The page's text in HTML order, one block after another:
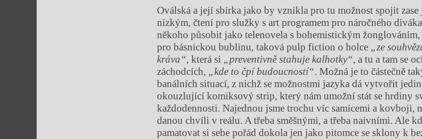
Oválská a její sbírka jako by vznikla pro tu možnost spojit zase
nízkým, čtení pro služky s art programem pro náročného
někoho působit jako telenovela s bohemistickým
pro básnickou bublinu, taková pulp fiction o holce „ze
kráva“, která si „preventivně stahuje kalhotky“, a tu a tam se
záchodcích, „kde to čpí budoucností“. Možná je to částečně
banálních situací, z nichž se možnostmi jazyka dá vytvořit
okouzlující komiksový strip, který nám umožní stát se hrdiny
každodennosti. Najednou jsme trochu víc samicemi a kovboji,
danou chvíli v reálu. A třeba směšnými, a třeba naivními. Ale
pamatovat si sebe pořád dokola jen jako pitomce se sklony k